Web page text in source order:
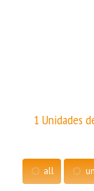
1 Unidades
all